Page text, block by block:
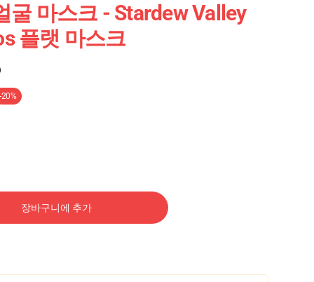
굴 마스크 - Stardew Valley
플랫 마스크
-20%
장바구니에 추가